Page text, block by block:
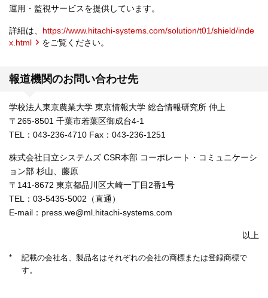
運用・監視サービスを提供しています。
詳細は、 https://www.hitachi-systems.com/solution/t01/shield/inde
x.html
をご覧ください。
報道機関のお問い合わせ先
学校法人東京農業大学 東京情報大学 総合情報研究所 仲上
〒265-8501 千葉市若葉区御成台4-1
TEL：043-236-4710 Fax：043-236-1251
株式会社日立システムズ CSR本部 コーポレート・コミュニケーシ
ョン部 杉山、藤原
〒141-8672 東京都品川区大崎一丁目2番1号
TEL：03-5435-5002（直通）
E-mail：press.we@ml.hitachi-systems.com
以上
*
記載の会社名、製品名はそれぞれの会社の商標または登録商標で
す。